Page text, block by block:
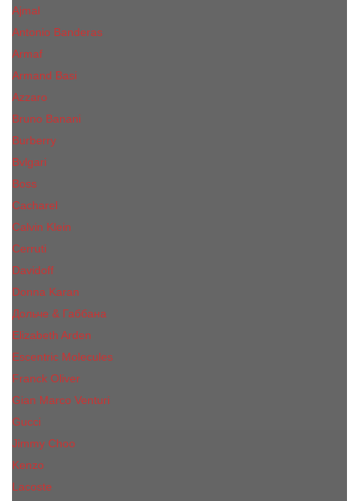
Ajmal
Antonio Banderas
Armaf
Armand Basi
Azzaro
Bruno Banani
Burberry
Bvlgari
Boss
Cacharel
Calvin Klein
Cerruti
Davidoff
Donna Karan
Дольче & Габбана
Elizabeth Arden
Escentric Molecules
Franck Oliver
Gian Marco Venturi
Gucci
Jimmy Choo
Kenzo
Lacoste